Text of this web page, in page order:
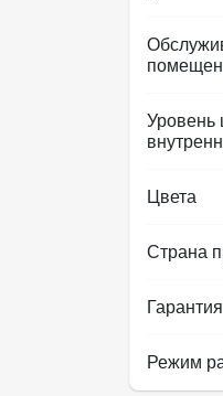
Уровень
Цвета
Страна
Гарантия
Режим